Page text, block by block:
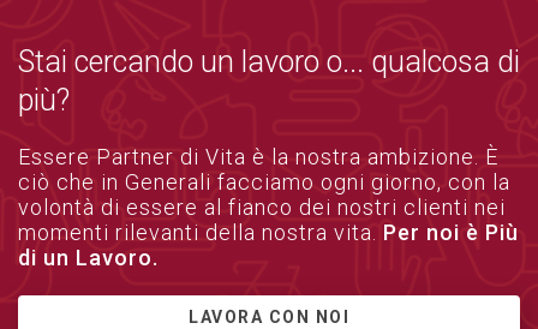
Stai cercando un lavoro o... qualcosa di
più?
Essere Partner di Vita è la nostra ambizione. È
ciò che in Generali facciamo ogni giorno, con la
volontà di essere al fianco dei nostri clienti nei
momenti rilevanti della nostra vita. Per noi è Più
di un Lavoro.
LAVORA CON NOI